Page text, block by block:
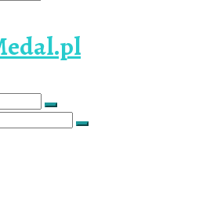
Szukaj
Szukaj